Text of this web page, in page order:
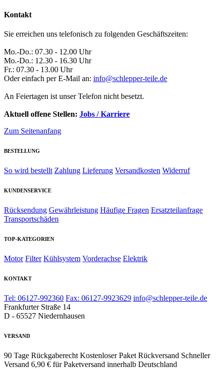
Kontakt
Sie erreichen uns telefonisch zu folgenden Geschäftszeiten:
Mo.-Do.: 07.30 - 12.00 Uhr
Mo.-Do.: 12.30 - 16.30 Uhr
Fr.: 07.30 - 13.00 Uhr
Oder einfach per E-Mail an: info@schlepper-teile.de
An Feiertagen ist unser Telefon nicht besetzt.
Aktuell offene Stellen: Jobs / Karriere
Zum Seitenanfang
BESTELLUNG
So wird bestellt Zahlung Lieferung Versandkosten Widerruf
KUNDENSERVICE
Rücksendung Gewährleistung Häufige Fragen Ersatzteilanfrage
Transportschäden
TOP-KATEGORIEN
Motor Filter Kühlsystem Vorderachse Elektrik
KONTAKT
Tel: 06127-992360 Fax: 06127-9923629 info@schlepper-teile.de
Frankfurter Straße 14
D - 65527 Niedernhausen
VERSAND
90 Tage Rückgaberecht Kostenloser Paket Rückversand Schneller
Versand 6,90 € für Paketversand innerhalb Deutschland